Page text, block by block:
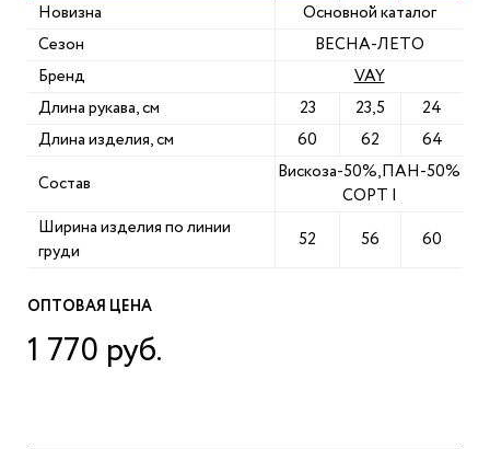
ОПТОВАЯ ЦЕНА
1 770 руб.
Новизна
Основной каталог
Сезон
ВЕСНА-ЛЕТО
Бренд
VAY
Длина рукава, см
23 23,5
24
Длина изделия, см
60 62 64
Состав
Вискоза-50%,ПАН-50%
СОРТ I
Ширина изделия по линии
груди
52 56 60